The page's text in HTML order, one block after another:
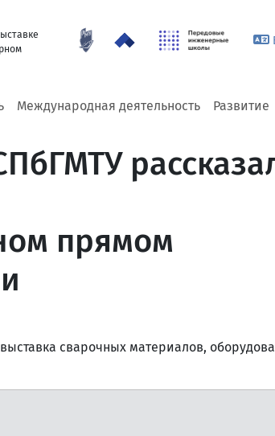
Международная деятельность Развитие
прямом
сварочных материалов,